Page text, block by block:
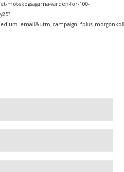
mot-skogsagarna-varden-for-100-